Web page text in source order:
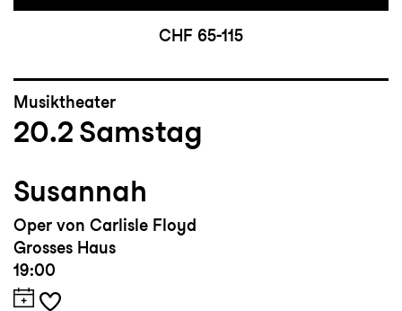
CHF 65-115
Musiktheater
20.2 Samstag
Susannah
Oper von Carlisle Floyd
Grosses Haus
19:00